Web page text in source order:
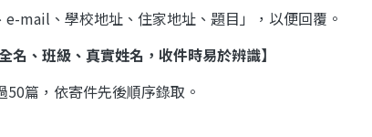
e-mail 、學校地址、住家地址、題目」，以便回覆。
名、班級、真實姓名 ，收件時易於辨識】
50篇，依寄件先後順序錄取。